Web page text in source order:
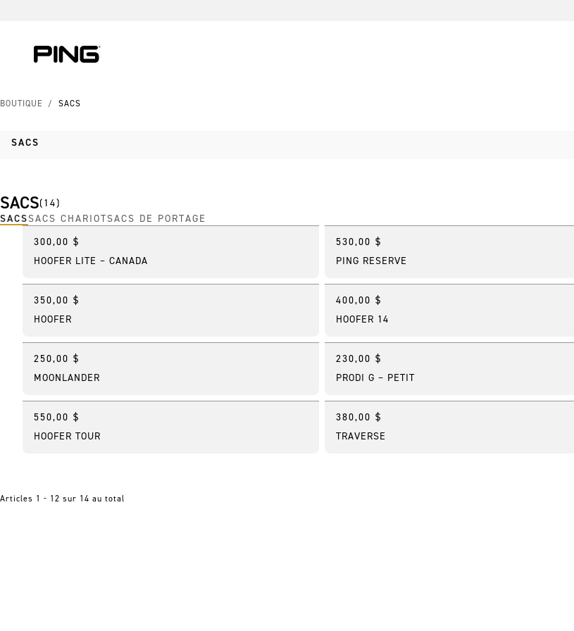
BOUTIQUE / SACS
SACS
SACS(14)
SACSSACS CHARIOTSACS DE PORTAGE
Meilleure vente
300,00 $
HOOFER LITE – CANADA
Nouveau
530,00 $
PING RESERVE
Meilleure vente
350,00 $
HOOFER
En vedette
400,00 $
HOOFER 14
Nouveau
250,00 $
MOONLANDER
Nouveau
230,00 $
PRODI G – PETIT
550,00 $
HOOFER TOUR
Meilleure vente
380,00 $
TRAVERSE
Articles 1 - 12 sur 14 au total